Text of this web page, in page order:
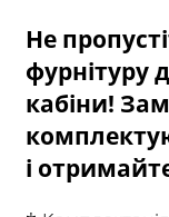
Не
фурнітуру
кабіни!
і